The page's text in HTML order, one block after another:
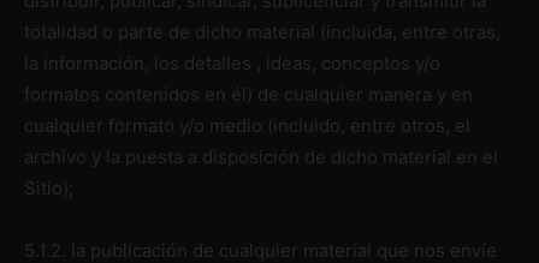
totalidad o parte de dicho material (incluida, entre otras,
la información, los detalles , ideas, conceptos y/o
formatos contenidos en él) de cualquier manera y en
cualquier formato y/o medio (incluido, entre otros, el
archivo y la puesta a disposición de dicho material en el
Sitio);
5.1.2. la publicación de cualquier material que nos envíe